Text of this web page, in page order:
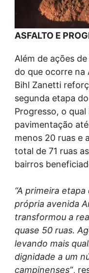
ASFALTO E
Além de ações
do que ocorre na
Bihl Zanetti
segunda etapa
Progresso, o
pavimentação
menos 20 ruas e
total de 71 ruas
bairros
“A primeira
própria avenida
transformou a
quase 50 ruas.
levando mais
dignidade a um
campinenses”,